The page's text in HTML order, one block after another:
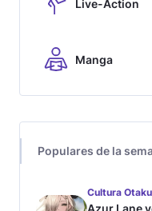
Live-Action
Manga
Populares de la
Cultura Otaku